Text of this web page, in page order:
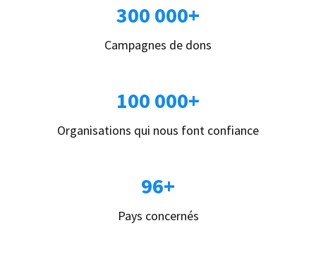
300 000+
Campagnes de dons
100 000+
Organisations qui nous font confiance
96+
Pays concernés